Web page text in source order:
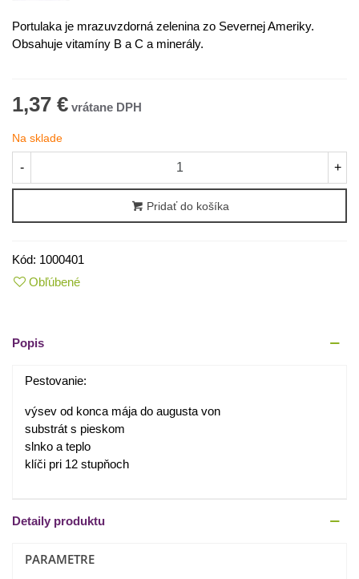
Portulaka je mrazuvzdorná zelenina zo Severnej Ameriky.
Obsahuje vitamíny B a C a minerály.
1,37 €
Na sklade
- +
Pridať do košíka
Kód: 1000401
Obľúbené
Popis
Pestovanie:
výsev od konca mája do augusta von
substrát s pieskom
slnko a teplo
klíči pri 12 stupňoch
Detaily produktu
PARAMETRE